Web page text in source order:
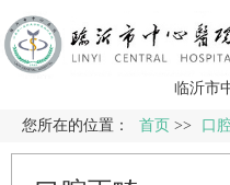
临沂市
您所在的位置： 首页 >> 口